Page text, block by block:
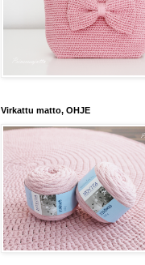
Virkattu matto, OHJE